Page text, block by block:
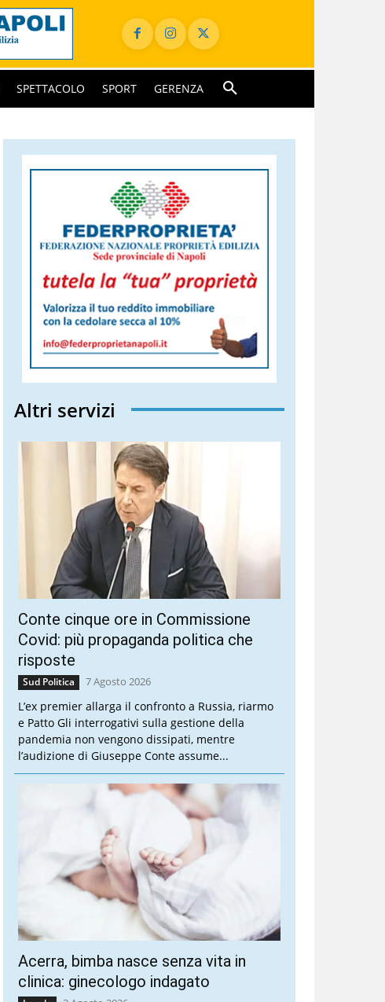
SPETTACOLO SPORT GERENZA
Altri servizi
Conte cinque ore in Commissione
Covid: più propaganda politica che
risposte
Sud Politica 7 Agosto 2026
L’ex premier allarga il confronto a Russia, riarmo
e Patto Gli interrogativi sulla gestione della
pandemia non vengono dissipati, mentre
l’audizione di Giuseppe Conte assume...
Acerra, bimba nasce senza vita in
clinica: ginecologo indagato